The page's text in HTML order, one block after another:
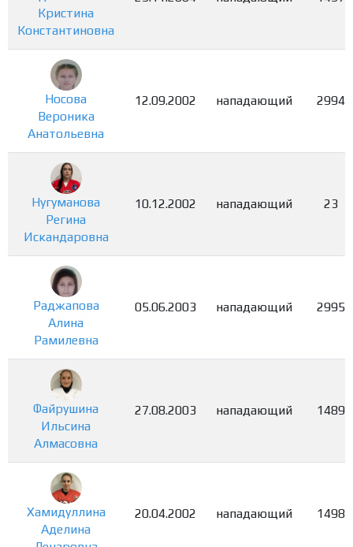
Кристина
Константиновна
Носова
Вероника
Анатольевна
12.09.2002 нападающий 2994
Нугуманова
Регина
Искандаровна
10.12.2002 нападающий 23
Раджапова
Алина
Рамилевна
05.06.2003 нападающий 2995
Файрушина
Ильсина
Алмасовна
27.08.2003 нападающий 1489
Хамидуллина
Аделина
20.04.2002 нападающий 1498